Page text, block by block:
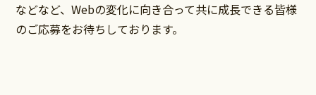
などなど、Webの変化に向き合って共に成長できる皆様
のご応募をお待ちしております。